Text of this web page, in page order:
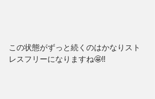
この状態がずっと続くのはかなりスト
レスフリーになりますね🤩‼︎